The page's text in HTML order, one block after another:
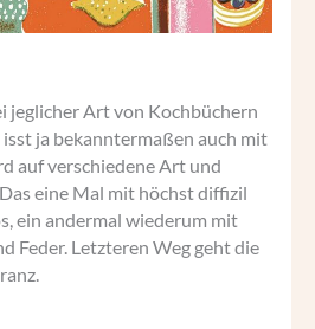
jeglicher Art von Kochbüchern
ja bekanntermaßen auch mit
auf verschiedene Art und
eine Mal mit höchst diffizil
ein andermal wiederum mit
Feder. Letzteren Weg geht die